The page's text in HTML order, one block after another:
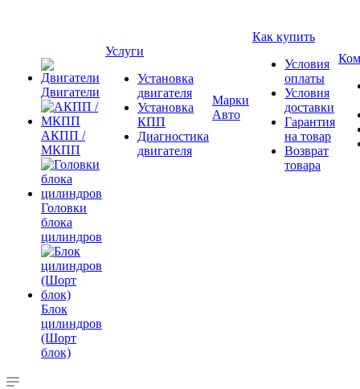
Двигатели
АКПП /
МКПП
Головки
блока
цилиндров
Блок
цилиндров
(Шорт
блок)
Услуги
Установка
двигателя
Установка
КПП
Диагностика
двигателя
Марки
Авто
Как купить
Условия
оплаты
Условия
доставки
Гарантия
на товар
Возврат
товара